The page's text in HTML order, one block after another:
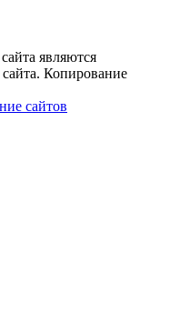
являются
Копирование
сайтов